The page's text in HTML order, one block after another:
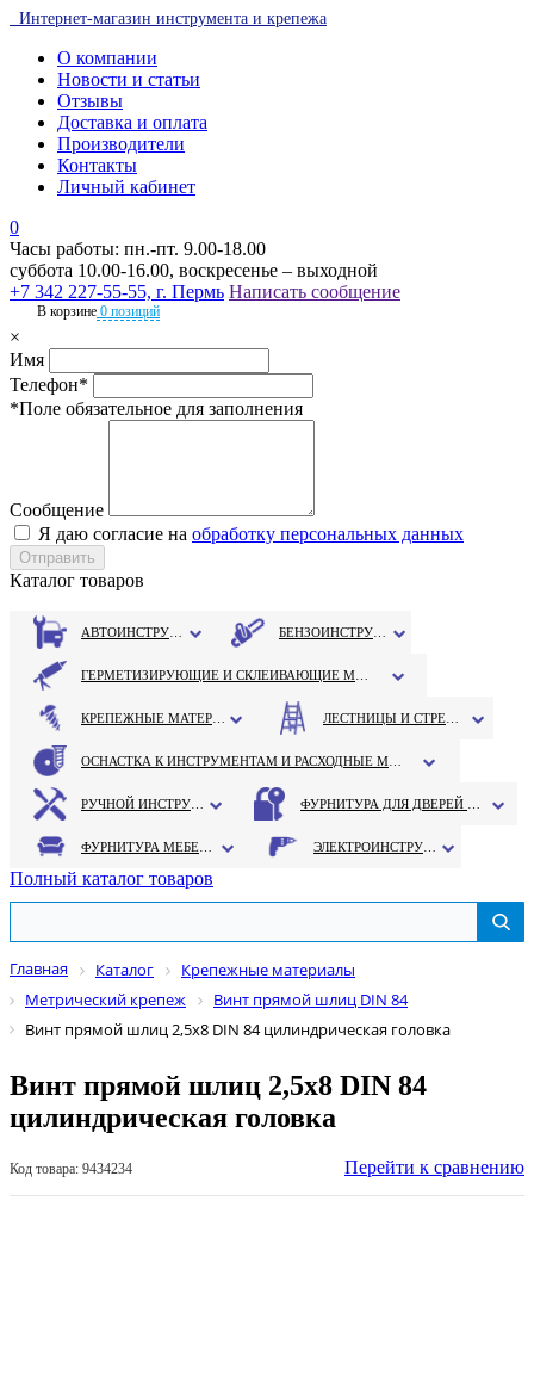
Интернет-магазин инструмента и крепежа
О компании
Новости и статьи
Отзывы
Доставка и оплата
Производители
Контакты
Личный кабинет
0
Часы работы: пн.-пт. 9.00-18.00
суббота 10.00-16.00, воскресенье – выходной
+7 342 227-55-55, г. Пермь Написать сообщение
В корзине 0 позиций
×
Имя
Телефон*
*Поле обязательное для заполнения
Сообщение
Я даю согласие на обработку персональных данных
Каталог товаров
Полный каталог товаров
Главная Каталог
Крепежные материалы
Метрический крепеж
Винт прямой шлиц DIN 84
Винт прямой шлиц 2,5х8 DIN 84 цилиндрическая головка
Винт прямой шлиц 2,5х8 DIN 84
цилиндрическая головка
Код товара: 9434234 Перейти к сравнению